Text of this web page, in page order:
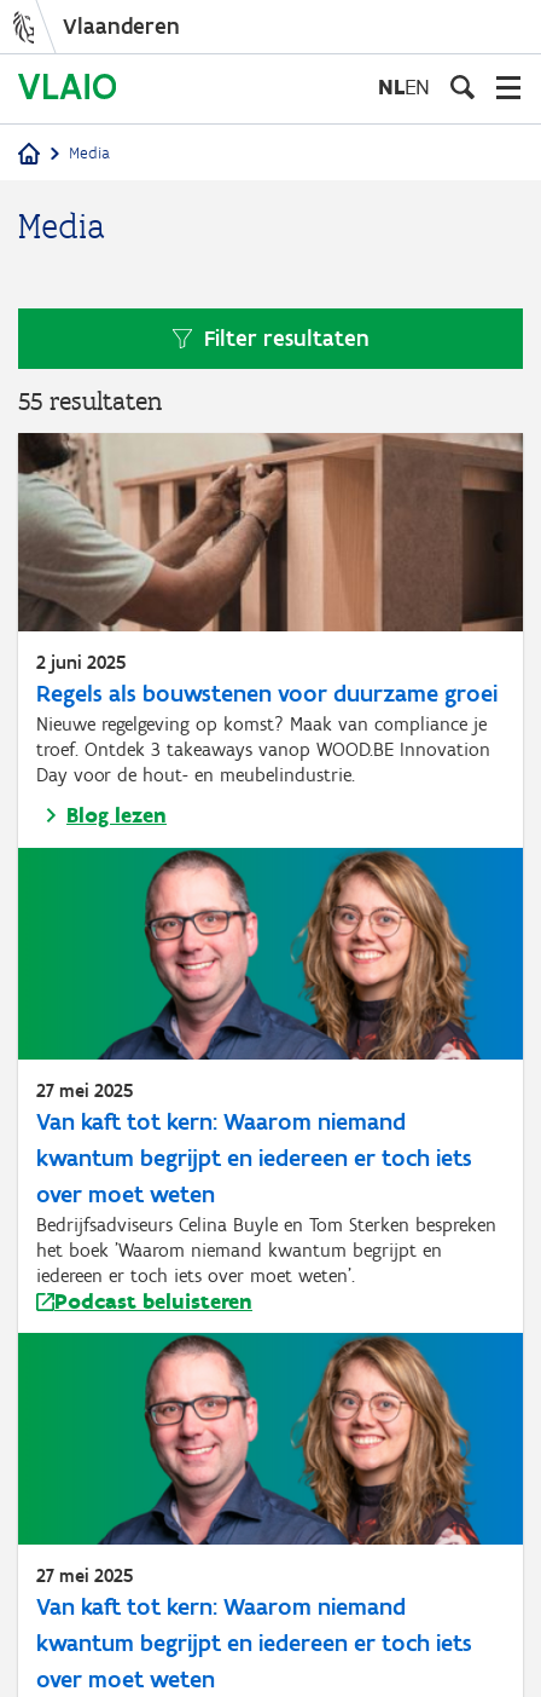
Vlaanderen
NLEN
Media
Media
Filter resultaten
55 resultaten
2 juni 2025
Regels als bouwstenen voor duurzame groei
Nieuwe regelgeving op komst? Maak van compliance je
troef. Ontdek 3 takeaways vanop WOOD.BE Innovation
Day voor de hout- en meubelindustrie.
Blog lezen
27 mei 2025
Van kaft tot kern: Waarom niemand
kwantum begrijpt en iedereen er toch iets
over moet weten
Bedrijfsadviseurs Celina Buyle en Tom Sterken bespreken
het boek 'Waarom niemand kwantum begrijpt en
iedereen er toch iets over moet weten'.
Podcast beluisteren
27 mei 2025
Van kaft tot kern: Waarom niemand
kwantum begrijpt en iedereen er toch iets
over moet weten